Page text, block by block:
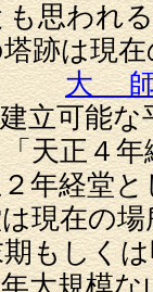
思われ
跡は現
大
可能な
天正４
年経堂
現在の
もしく
大規模